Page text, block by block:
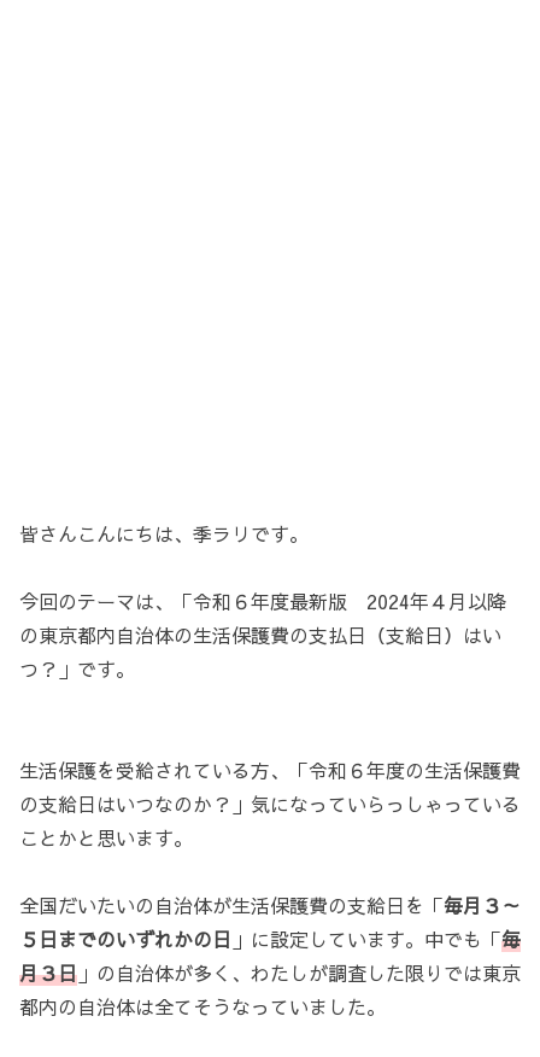
皆さんこんにちは、季ラリです。
今回のテーマは、「令和６年度最新版 2024年４月以降
の東京都内自治体の生活保護費の支払日（支給日）はい
つ？」です。
生活保護を受給されている方、「令和６年度の生活保護費
の支給日はいつなのか？」気になっていらっしゃっている
ことかと思います。
全国だいたいの自治体が生活保護費の支給日を「毎月３～
５日までのいずれかの日 」に設定しています。中でも「毎
月３日 」の自治体が多く、わたしが調査した限りでは東京
都内の自治体は全てそうなっていました。